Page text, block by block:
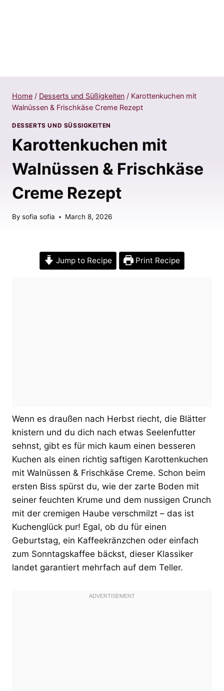
Home / Desserts und Süßigkeiten / Karottenkuchen mit
Walnüssen & Frischkäse Creme Rezept
DESSERTS UND SÜSSIGKEITEN
Karottenkuchen mit
Walnüssen & Frischkäse
Creme Rezept
By sofia sofia March 8, 2026
Jump to Recipe Print Recipe
Wenn es draußen nach Herbst riecht, die Blätter
knistern und du dich nach etwas Seelenfutter
sehnst, gibt es für mich kaum einen besseren
Kuchen als einen richtig saftigen Karottenkuchen
mit Walnüssen & Frischkäse Creme. Schon beim
ersten Biss spürst du, wie der zarte Boden mit
seiner feuchten Krume und dem nussigen Crunch
mit der cremigen Haube verschmilzt – das ist
Kuchenglück pur! Egal, ob du für einen
Geburtstag, ein Kaffeekränzchen oder einfach
zum Sonntagskaffee bäckst, dieser Klassiker
landet garantiert mehrfach auf dem Teller.